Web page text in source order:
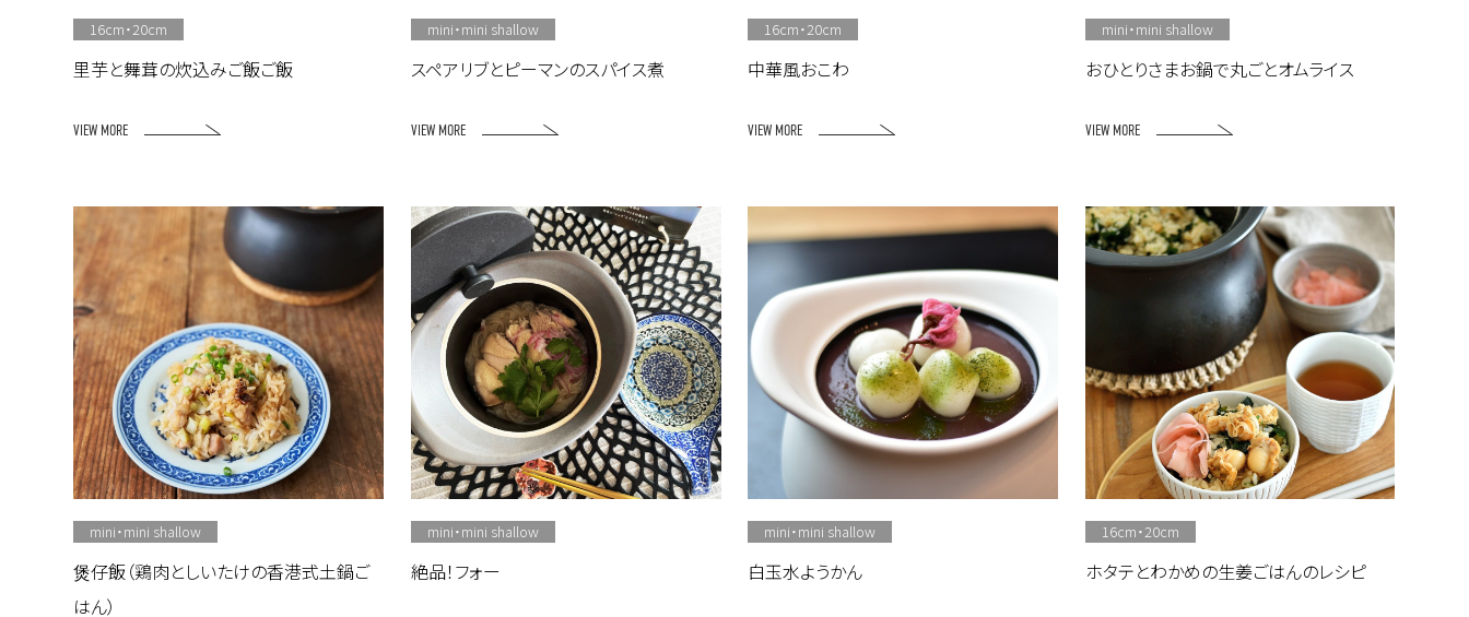
16cm・20cm
里芋と舞茸の炊込みご飯ご飯
VIEW MORE
mini・mini shallow
スペアリブとピーマンのスパイス煮
VIEW MORE
16cm・20cm
中華風おこわ
VIEW MORE
mini・mini shallow
おひとりさまお鍋で丸ごとオムライス
VIEW MORE
mini・mini shallow
煲仔飯（鶏⾁としいたけの⾹港式⼟鍋ご
はん）
mini・mini shallow
絶品！フォー
mini・mini shallow
白玉水ようかん
16cm・20cm
ホタテとわかめの生姜ごはんのレシピ